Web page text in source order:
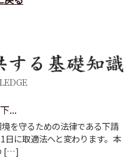
...
を守るための法律である下請
日に取適法へと変わります。本
[…]